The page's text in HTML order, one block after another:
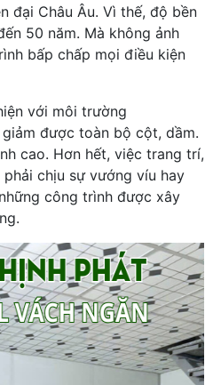
đại Châu Âu. Vì thế, độ bền
50 năm. Mà không ảnh
bấp chấp mọi điều kiện
với môi trường
được toàn bộ cột, dầm.
cao. Hơn hết, việc trang trí,
chịu sự vướng víu hay
công trình được xây